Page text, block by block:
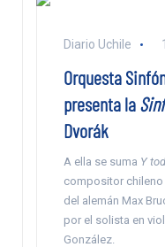
Diario Uchile
Orquesta
presenta la
Dvorák
A ella se suma Y
compositor chileno
del alemán Max
por el solista en
González.